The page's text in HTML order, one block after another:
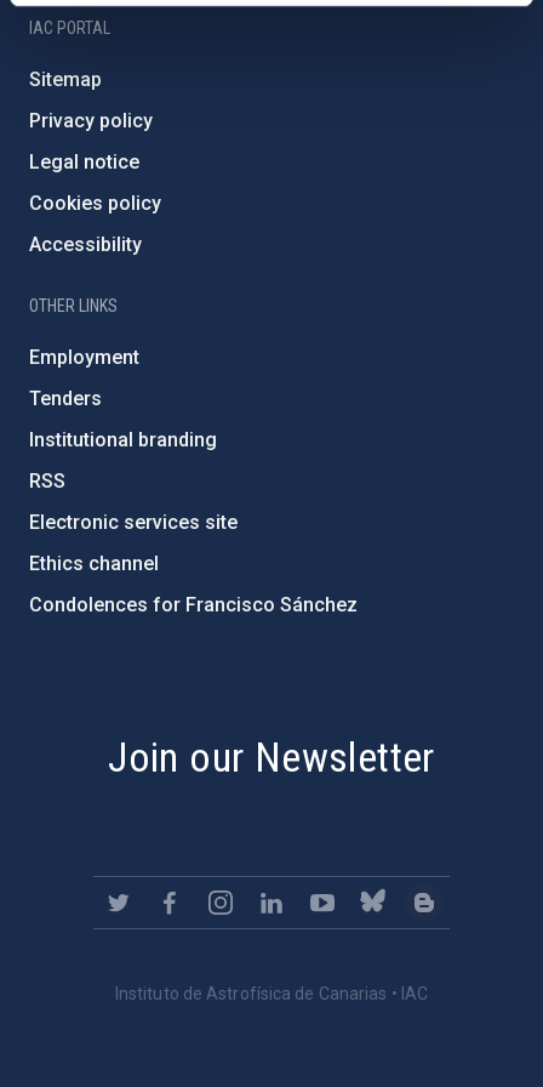
IAC PORTAL
Sitemap
Privacy policy
Legal notice
Cookies policy
Accessibility
OTHER LINKS
Employment
Tenders
Institutional branding
RSS
Electronic services site
Ethics channel
Condolences for Francisco Sánchez
Join our Newsletter
Instituto de Astrofísica de Canarias • IAC